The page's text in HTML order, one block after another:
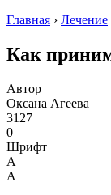
Главная › Лечение
Как
Автор
Оксана Агеева
3127
0
Шрифт
А
А